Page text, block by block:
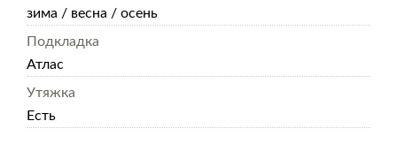
зима / весна / осень
Подкладка
Атлас
Утяжка
Есть